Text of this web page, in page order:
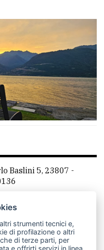
Baslini 5, 23807 -
CasateOnline
RSS
strumenti tecnici e,
di profilazione o altri
di terze parti, per